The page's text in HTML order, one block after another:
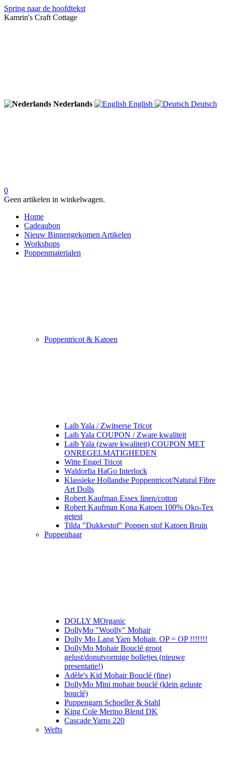
Spring naar de hoofdtekst
Kamrin's Craft Cottage
Nederlands English Deutsch
0
Geen artikelen in winkelwagen.
Home
Cadeaubon
Nieuw Binnengekomen Artikelen
Workshops
Poppenmaterialen
Poppentricot & Katoen
Laib Yala / Zwitserse Tricot
Laib Yala COUPON / Zware kwaliteit
Laib Yala (zware kwaliteit) COUPON MET
ONREGELMATIGHEDEN
Witte Engel Tricot
Waldorfia HaGo Interlock
Klassieke Hollandse Poppentricot/Natural Fibre
Art Dolls
Robert Kaufman Essex linen/cotton
Robert Kaufman Kona Katoen 100% Oko-Tex
getest
Tilda "Dukkestof" Poppen stof Katoen Bruin
Poppenhaar
DOLLY MOrganic
DollyMo "Woolly" Mohair
Dolly Mo Lang Yarn Mohair. OP = OP !!!!!!!
DollyMo Mohair Bouclé groot
gelust/donutvormige bolletjes (nieuwe
presentatie!)
Adèle's Kid Mohair Bouclé (fine)
DollyMo Mini mohair bouclé (klein geluste
bouclé)
Puppengarn Schoeller & Stahl
King Cole Merino Blend DK
Cascade Yarns 220
Wefts